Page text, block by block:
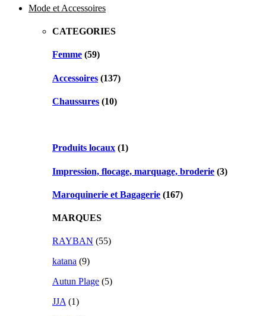
Mode et Accessoires
CATEGORIES
Femme (59)
Accessoires (137)
Chaussures (10)
Produits locaux (1)
Impression, flocage, marquage, broderie (3)
Maroquinerie et Bagagerie (167)
MARQUES
RAYBAN (55)
katana (9)
Autun Plage (5)
JJA(1)